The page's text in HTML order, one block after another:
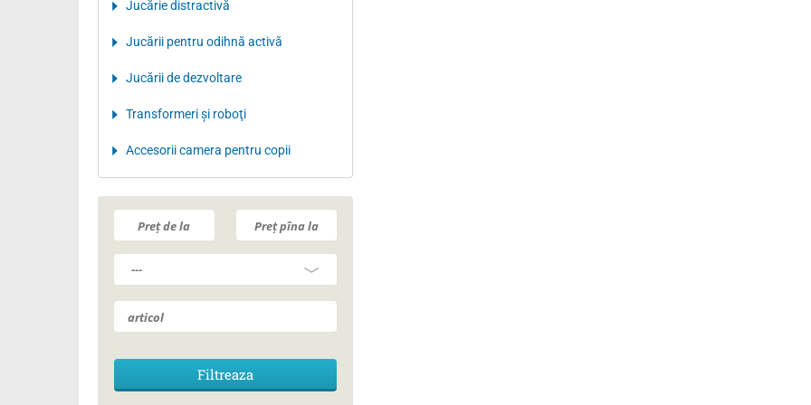
Jucărie distractivă
Jucării pentru odihnă activă
Jucării de dezvoltare
Transformeri şi roboţi
Accesorii camera pentru copii